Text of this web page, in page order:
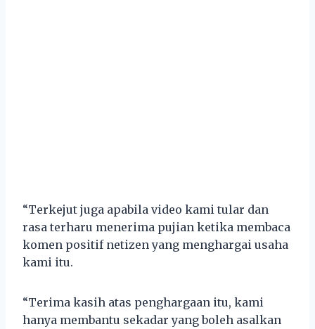
“Terkejut juga apabila video kami tular dan
rasa terharu menerima pujian ketika membaca
komen positif netizen yang menghargai usaha
kami itu.
“Terima kasih atas penghargaan itu, kami
hanya membantu sekadar yang boleh asalkan